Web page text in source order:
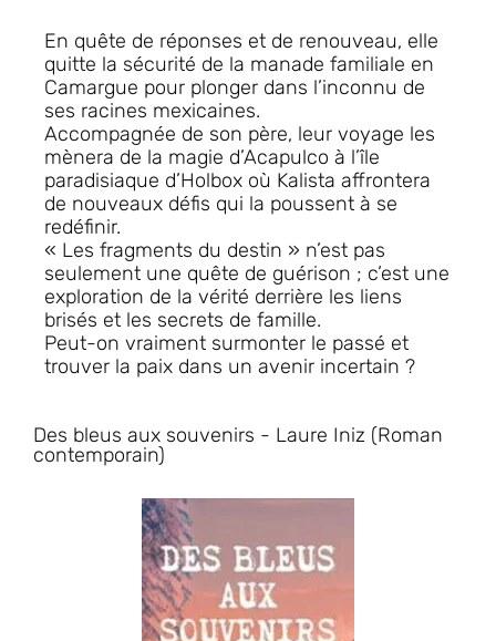
En quête de réponses et de renouveau, elle
quitte la sécurité de la manade familiale en
Camargue pour plonger dans l’inconnu de
ses racines mexicaines.
Accompagnée de son père, leur voyage les
mènera de la magie d’Acapulco à l’île
paradisiaque d’Holbox où Kalista affrontera
de nouveaux défis qui la poussent à se
redéfinir.
« Les fragments du destin » n’est pas
seulement une quête de guérison ; c’est une
exploration de la vérité derrière les liens
brisés et les secrets de famille.
Peut-on vraiment surmonter le passé et
trouver la paix dans un avenir incertain ?
Des bleus aux souvenirs - Laure Iniz (Roman
contemporain)